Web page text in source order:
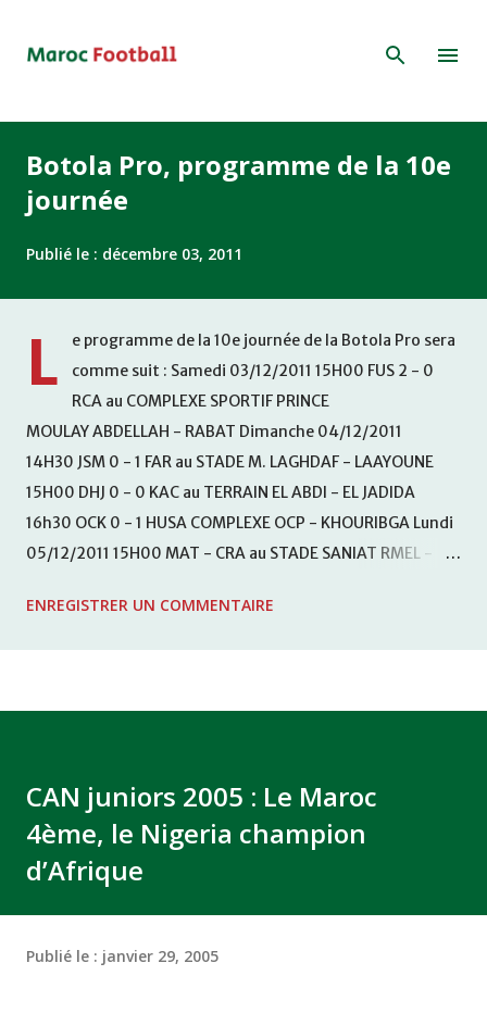
Botola Pro, programme de la 10e
journée
Publié le : décembre 03, 2011
L
e programme de la 10e journée de la Botola Pro sera
comme suit : Samedi 03/12/2011 15H00 FUS 2 - 0
RCA au COMPLEXE SPORTIF PRINCE
MOULAY ABDELLAH - RABAT Dimanche 04/12/2011
14H30 JSM 0 - 1 FAR au STADE M. LAGHDAF - LAAYOUNE
15H00 DHJ 0 - 0 KAC au TERRAIN EL ABDI - EL JADIDA
16h30 OCK 0 - 1 HUSA COMPLEXE OCP - KHOURIBGA Lundi
05/12/2011 15H00 MAT - CRA au STADE SANIAT RMEL -
KHEMISET Mardi 06/12/2011 15H00 WAF - OCS au
ENREGISTRER UN COMMENTAIRE
CAN juniors 2005 : Le Maroc
4ème, le Nigeria champion
d’Afrique
Publié le : janvier 29, 2005